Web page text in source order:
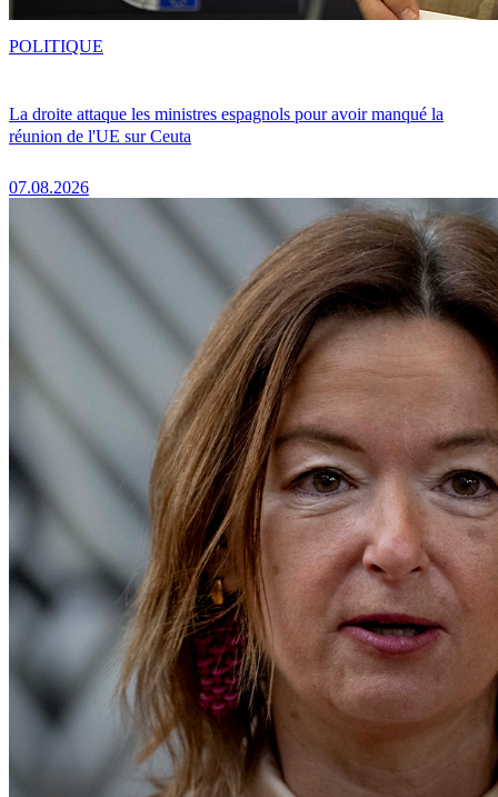
La droite attaque les ministres espagnols pour avoir manqué la
réunion de l'UE sur Ceuta
07.08.2026
POLITIQUE